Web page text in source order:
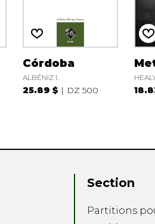
Córdoba
ALBÉNIZ I.
25.89 $ DZ 500
Section
Partitions